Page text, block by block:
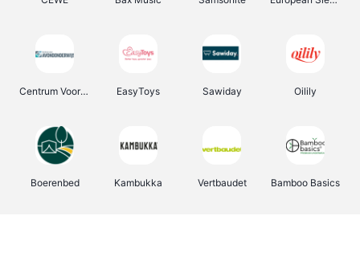
Centrum Voor Avondonderwijs EasyToys Sawiday Oilily
Boerenbed Kambukka Vertbaudet Bamboo Basics